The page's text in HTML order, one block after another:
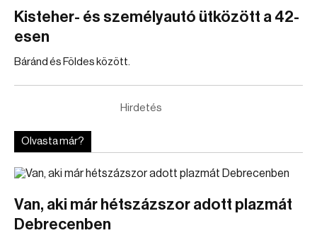
Kisteher- és személyautó ütközött a 42-
esen
Báránd és Földes között.
Hirdetés
Olvasta már?
Van, aki már hétszázszor adott plazmát
Debrecenben